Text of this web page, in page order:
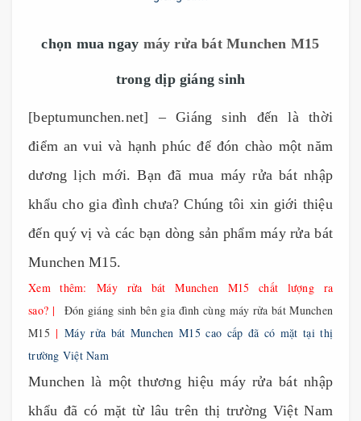
chọn mua ngay máy rửa bát Munchen M15
trong dịp giáng sinh
[beptumunchen.net] – Giáng sinh đến là thời
điểm an vui và hạnh phúc để đón chào một năm
dương lịch mới. Bạn đã mua máy rửa bát nhập
khẩu cho gia đình chưa? Chúng tôi xin giới thiệu
đến quý vị và các bạn dòng sản phẩm máy rửa bát
Munchen M15.
Xem thêm:Máy rửa bát Munchen M15 chất lượng ra
sao? |
Đón giáng sinh bên gia đình cùng máy rửa bát Munchen
M15 | Máy rửa bát Munchen M15 cao cấp đã có mặt tại thị
trường Việt Nam
Munchen là một thương hiệu máy rửa bát nhập
khẩu đã có mặt từ lâu trên thị trường Việt Nam